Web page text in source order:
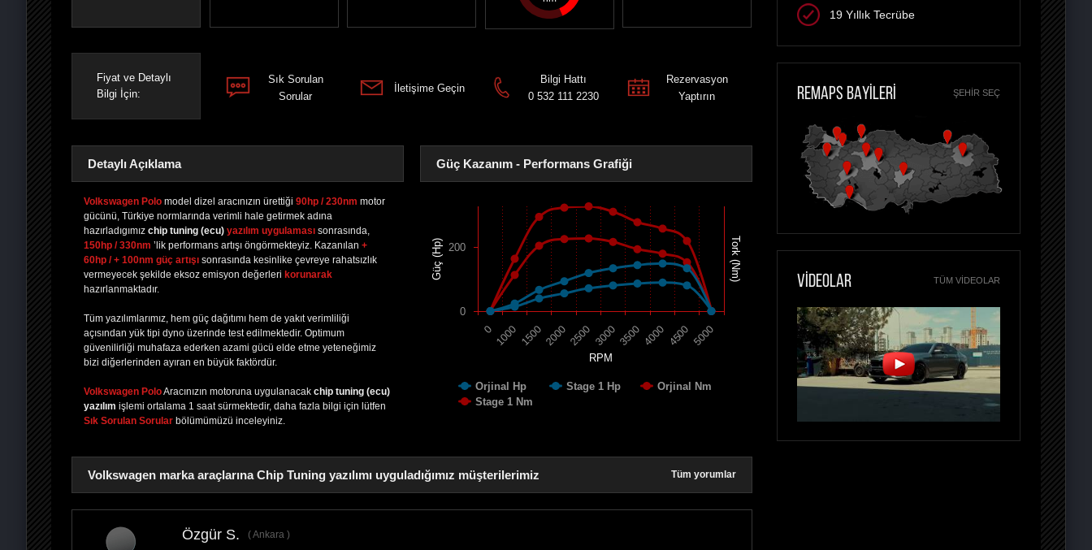
PAYLAŞPAYLAŞPLUS'TAPAYLAŞ
Fiyat ve Detaylı
Bilgi İçin:
Sık Sorulan
Sorular
İletişime Geçin
Bilgi Hattı
0 532 111 2230
Rezervasyon
Yaptırın
Detaylı Açıklama
Volkswagen Polo model dizel aracınızın ürettiği 90hp / 230nm motor
gücünü, Türkiye normlarında verimli hale getirmek adına
hazırladıgımız chip tuning (ecu) yazılım uygulaması sonrasında,
150hp / 330nm ’lik performans artışı öngörmekteyiz. Kazanılan +
60hp / + 100nm güç artışı sonrasında kesinlike çevreye rahatsızlık
vermeyecek şekilde eksoz emisyon değerleri korunarak
hazırlanmaktadır.
Tüm yazılımlarımız, hem güç dağıtımı hem de yakıt verimliliği
açısından yük tipi dyno üzerinde test edilmektedir. Optimum
güvenilirliği muhafaza ederken azami gücü elde etme yeteneğimiz
bizi diğerlerinden ayıran en büyük faktördür.
Volkswagen PoloAracınızın motoruna uygulanacak chip tuning (ecu)
yazılım işlemi ortalama 1 saat sürmektedir, daha fazla bilgi için lütfen
Sık Sorulan Sorular bölümümüzü inceleyiniz.
Güç Kazanım - Performans Grafiği
RPM
Güç (Hp) Tork (Nm)
Orjinal Hp Stage 1 Hp
Orjinal Nm
Stage 1 Nm
0 1000 150020002500 30003500 4000 4500 5000
0
200
Volkswagen marka araçlarına Chip Tuning yazılımı uyguladığımız müşterilerimiz Tüm yorumlar
Özgür S.
Ankara
19 Yıllık Tecrübe
REMAPS BAYİLERİ ŞEHIR SEÇ
VİDEOLAR TÜM VIDEOLAR